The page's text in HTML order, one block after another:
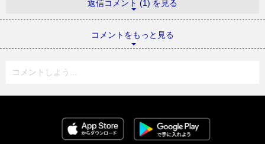
返信コメント (1) を見る
コメントをもっと見る
コメントしよう...